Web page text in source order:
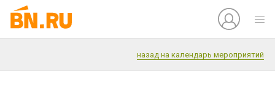
назад на календарь мероприятий